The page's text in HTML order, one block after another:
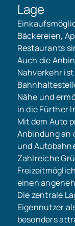
Lage
Bäckereien,
Restaurants
Auch die
Nahverkehr
Nähe und
in die Fürther
Mit dem Auto
Anbindung an
und
Zahlreiche
einen
Die zentrale
Eigennutzer
besonders